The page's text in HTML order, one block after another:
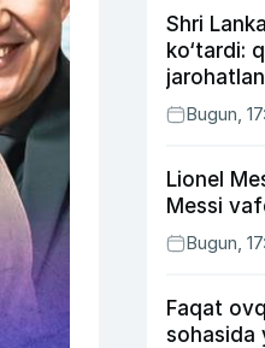
Shri
ko‘tardi:
Bugun,
Lionel
Messi
Bugun,
Faqat
sohasida